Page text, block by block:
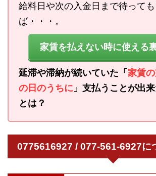
給料日や次の入金日まで待って
ば・・・。
家賃を払えない時に使える
延滞や滞納が続いていた「 家賃
の日のうちに 」支払うことが出
とは？
0775616927 / 077-561-6927に